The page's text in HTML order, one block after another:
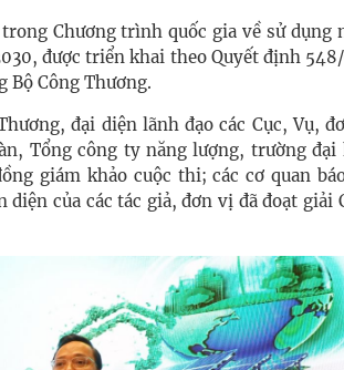
Chương trình quốc gia về sử dụng
được triển khai theo Quyết định
Bộ Công Thương.
đại diện lãnh đạo các Cục, Vụ,
Tổng công ty năng lượng, trường đại
giám khảo cuộc thi; các cơ quan
của các tác giả, đơn vị đã đoạt giải